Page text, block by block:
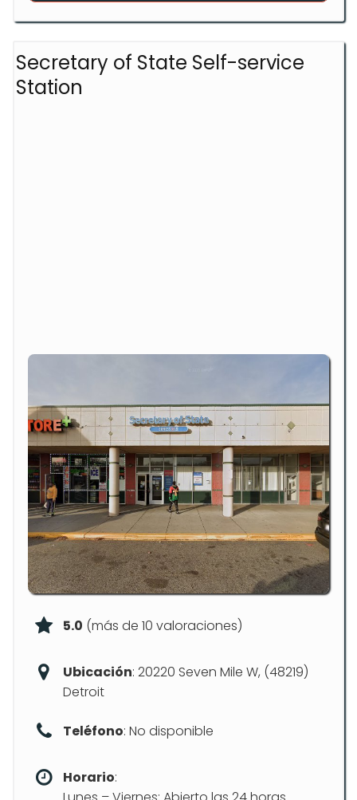
Secretary of State Self-service
Station
5.0 (más de 10 valoraciones)
Ubicación: 20220 Seven Mile W, (48219)
Detroit
Teléfono: No disponible
Horario: